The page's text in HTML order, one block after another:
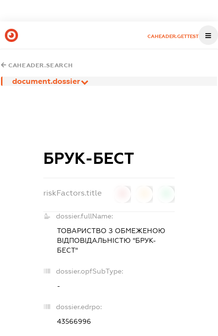
CAHEADER.GETTEST
CAHEADER.SEARCH
document.dossier
БРУК-БЕCТ
riskFactors.title
dossier.fullName:
ТОВАРИСТВО З ОБМЕЖЕНОЮ
ВІДПОВІДАЛЬНІСТЮ "БРУК-
БЕCТ"
dossier.opfSubType:
-
dossier.edrpo:
43566996